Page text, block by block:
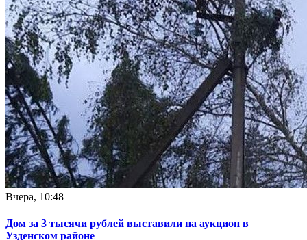
Вчера, 10:48
Дом за 3 тысячи рублей выставили на аукцион в
Узденском районе